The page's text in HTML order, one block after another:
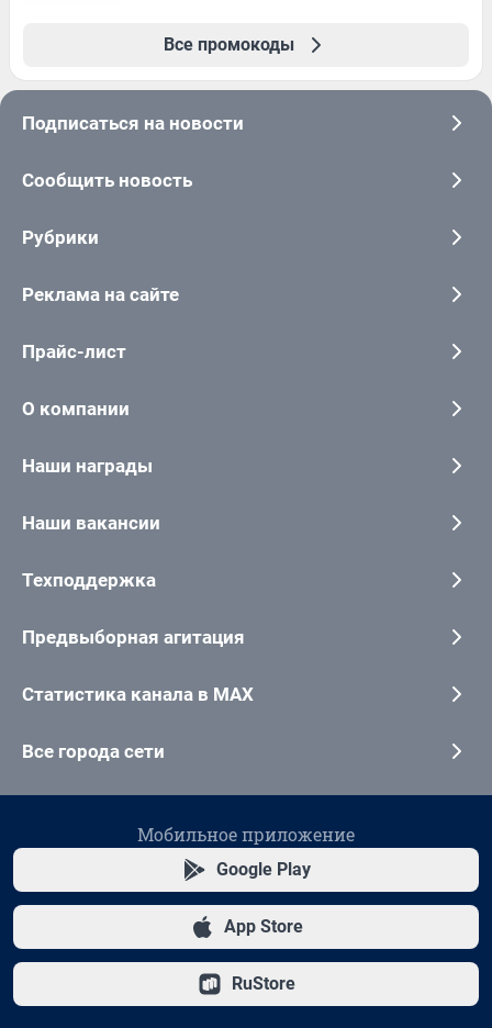
Все промокоды
Подписаться на новости
Сообщить новость
Рубрики
Реклама на сайте
Прайс-лист
О компании
Наши награды
Наши вакансии
Техподдержка
Предвыборная агитация
Статистика канала в MAX
Все города сети
Мобильное приложение
Google Play
App Store
RuStore